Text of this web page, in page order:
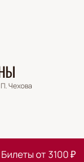
Чехова
Билеты от 3100₽